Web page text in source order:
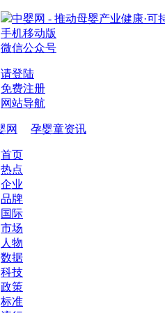
中婴网 - 推动母婴产业健康·可
手机移动版
微信公众号
请登陆
免费注册
网站导航
孕婴童资讯
首页
热点
企业
品牌
国际
市场
人物
数据
科技
政策
标准